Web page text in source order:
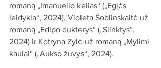
romaną „Imanuelio kelias“ („Eglės
leidykla“, 2024), Violeta Šoblinskaitė už
romaną „Edipo dukterys“ („Slinktys“,
2024) ir Kotryna Zylė už romaną „Mylimi
kaulai“ („Aukso žuvys“, 2024).